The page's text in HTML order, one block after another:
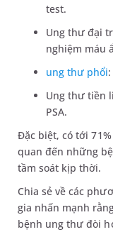
test.
Ung thư đại
nghiệm máu
ung thư phổi
Ung thư tiền
PSA.
Đặc biệt, có tới
quan đến những
tầm soát kịp thời.
Chia sẻ về các
gia nhấn mạnh
bệnh ung thư đòi